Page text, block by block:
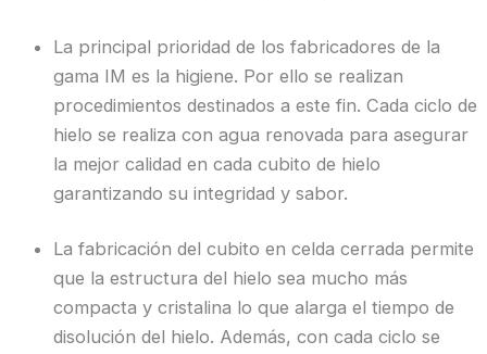
La principal prioridad de los fabricadores de la
gama IM es la higiene. Por ello se realizan
procedimientos destinados a este fin. Cada ciclo de
hielo se realiza con agua renovada para asegurar
la mejor calidad en cada cubito de hielo
garantizando su integridad y sabor.
La fabricación del cubito en celda cerrada permite
que la estructura del hielo sea mucho más
compacta y cristalina lo que alarga el tiempo de
disolución del hielo. Además, con cada ciclo se